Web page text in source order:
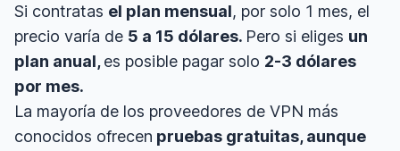
Si contratas el plan mensual, por solo 1 mes, el
precio varía de 5 a 15 dólares. Pero si eliges un
plan anual,es posible pagar solo 2-3 dólares
por mes.
La mayoría de los proveedores de VPN más
conocidos ofrecen pruebas gratuitas, aunque